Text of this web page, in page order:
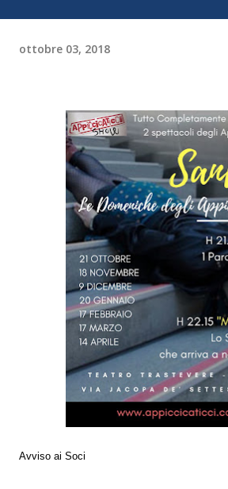
ottobre 03, 2018
Avviso ai Soci